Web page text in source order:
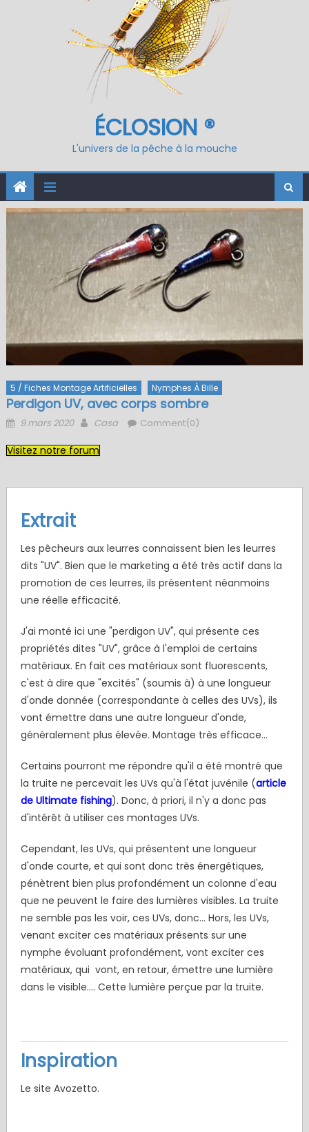
ÉCLOSION ®
L'univers de la pêche à la mouche
5 / Fiches Montage Artificielles Nymphes À Bille
Perdigon UV, avec corps sombre
Posted
9 mars 2020 Author
Casa Comment(0)
Visitez notre forum
Extrait
Les pêcheurs aux leurres connaissent bien les leurres
dits "UV". Bien que le marketing a été très actif dans la
promotion de ces leurres, ils présentent néanmoins
une réelle efficacité.
J'ai monté ici une "perdigon UV", qui présente ces
propriétés dites "UV", grâce à l'emploi de certains
matériaux. En fait ces matériaux sont fluorescents,
c'est à dire que "excités" (soumis à) à une longueur
d'onde donnée (correspondante à celles des UVs), ils
vont émettre dans une autre longueur d'onde,
généralement plus élevée. Montage très efficace...
Certains pourront me répondre qu'il a été montré que
la truite ne percevait les UVs qu'à l'état juvénile (article
de Ultimate fishing). Donc, à priori, il n'y a donc pas
d'intérêt à utiliser ces montages UVs.
Cependant, les UVs, qui présentent une longueur
d'onde courte, et qui sont donc très énergétiques,
pénètrent bien plus profondément un colonne d'eau
que ne peuvent le faire des lumières visibles. La truite
ne semble pas les voir, ces UVs, donc... Hors, les UVs,
venant exciter ces matériaux présents sur une
nymphe évoluant profondément, vont exciter ces
matériaux, qui vont, en retour, émettre une lumière
dans le visible.... Cette lumière perçue par la truite.
Inspiration
Le site Avozetto.